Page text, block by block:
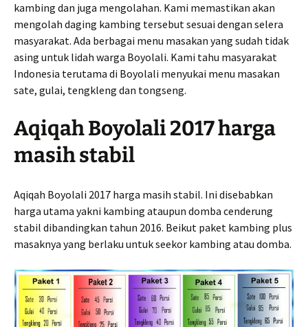
kambing dan juga mengolahan. Kami memastikan akan
mengolah daging kambing tersebut sesuai dengan selera
masyarakat. Ada berbagai menu masakan yang sudah tidak
asing untuk lidah warga Boyolali. Kami tahu masyarakat
Indonesia terutama di Boyolali menyukai menu masakan
sate, gulai, tengkleng dan tongseng.
Aqiqah Boyolali 2017 harga
masih stabil
Aqiqah Boyolali 2017 harga masih stabil. Ini disebabkan
harga utama yakni kambing ataupun domba cenderung
stabil dibandingkan tahun 2016. Beikut paket kambing plus
masaknya yang berlaku untuk seekor kambing atau domba.